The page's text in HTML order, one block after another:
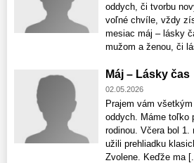
oddych, či tvorbu
voľné chvíle, vždy
mesiac máj – lásky
mužom a ženou, či
Máj – Lásky čas
02.05.2026
Prajem vám
oddych. Máme toľko
rodinou. Včera bol
užili prehliadku
Zvolene. Keďže ma